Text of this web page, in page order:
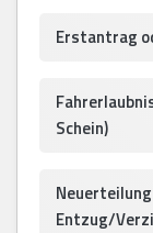
Erstantrag
Schein)
Entzug/